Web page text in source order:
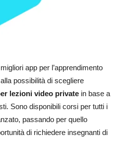
app per l’apprendimento
possibilità di scegliere
lezioni video private in base a
Sono disponibili corsi per tutti i
passando per quello
di richiedere insegnanti di